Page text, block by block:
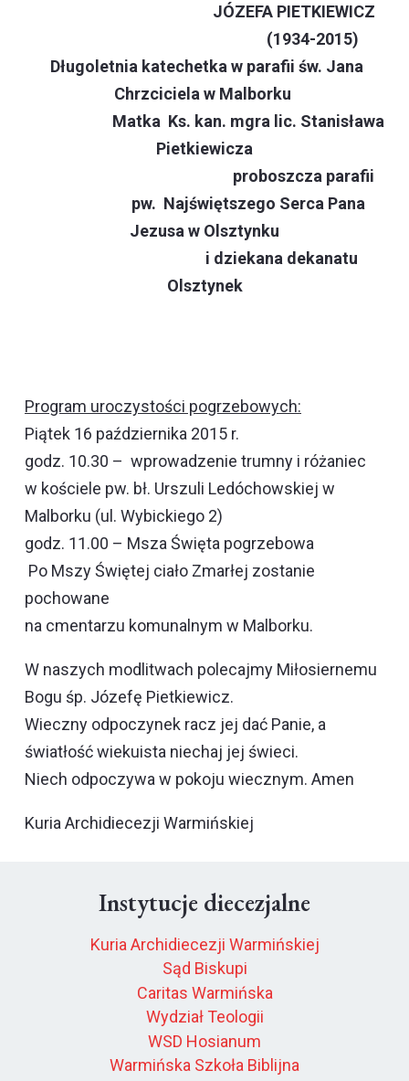
JÓZEFA PIETKIEWICZ
(1934-2015)
Długoletnia katechetka w parafii św. Jana
Chrzciciela w Malborku
Matka Ks. kan. mgra lic. Stanisława
Pietkiewicza
proboszcza parafii
pw. Najświętszego Serca Pana
Jezusa w Olsztynku
i dziekana dekanatu
Olsztynek
Program uroczystości pogrzebowych:
Piątek 16 października 2015 r.
godz. 10.30 – wprowadzenie trumny i różaniec
w kościele pw. bł. Urszuli Ledóchowskiej w
Malborku (ul. Wybickiego 2)
godz. 11.00 – Msza Święta pogrzebowa
Po Mszy Świętej ciało Zmarłej zostanie
pochowane
na cmentarzu komunalnym w Malborku.
W naszych modlitwach polecajmy Miłosiernemu
Bogu śp. Józefę Pietkiewicz.
Wieczny odpoczynek racz jej dać Panie, a
światłość wiekuista niechaj jej świeci.
Niech odpoczywa w pokoju wiecznym. Amen
Kuria Archidiecezji Warmińskiej
Instytucje diecezjalne
Kuria Archidiecezji Warmińskiej
Sąd Biskupi
Caritas Warmińska
Wydział Teologii
WSD Hosianum
Warmińska Szkoła Biblijna